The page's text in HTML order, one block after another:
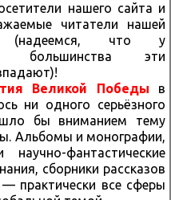
нашего сайта и
читатели нашей
(надеемся, что у
большинства эти
Великой Победы в
ни одного серьёзного
бы вниманием тему
Альбомы и монографии,
фантастические
сборники рассказов
практически все сферы